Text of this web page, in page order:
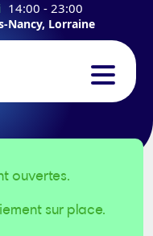
14:00 - 23:00
Nancy, Lorraine
ouvertes.
sur place.